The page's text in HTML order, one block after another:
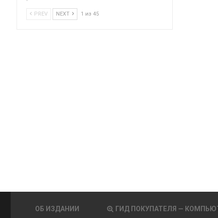
PREV NEXT 1 из 45
ОБ ИЗДАНИИ ГИД ПОКУПАТЕЛЯ —